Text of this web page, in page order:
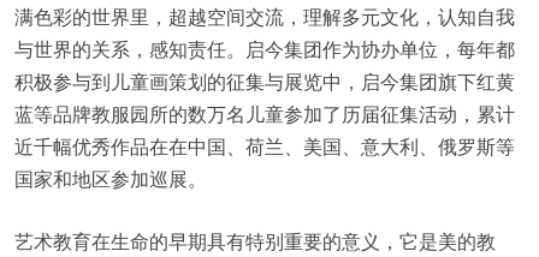
满色彩的世界里，超越空间交流，理解多元文化，认知自我
与世界的关系，感知责任。启今集团作为协办单位，每年都
积极参与到儿童画策划的征集与展览中，启今集团旗下红黄
蓝等品牌教服园所的数万名儿童参加了历届征集活动，累计
近千幅优秀作品在在中国、荷兰、美国、意大利、俄罗斯等
国家和地区参加巡展。
艺术教育在生命的早期具有特别重要的意义，它是美的教